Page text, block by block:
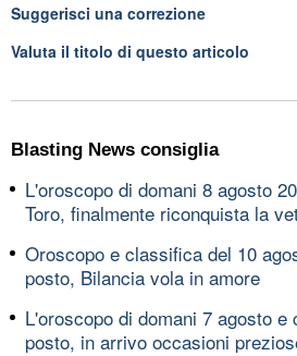
Suggerisci una correzione
Valuta il titolo di questo articolo
Blasting News consiglia
L'oroscopo di domani 8 agosto
Toro, finalmente riconquista la
Oroscopo e classifica del 10
posto, Bilancia vola in amore
L'oroscopo di domani 7 agosto e
posto, in arrivo occasioni